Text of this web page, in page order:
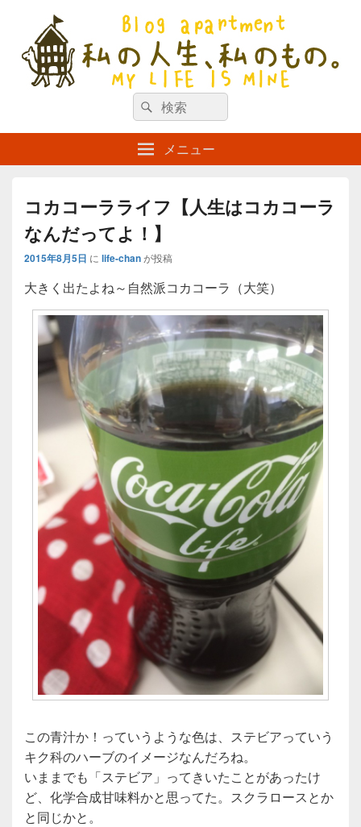
私の人生、私のもの。【新館】
検
索
対
象:
検
索
メニュー
コカコーラライフ【人生はコカコーラ
なんだってよ！】
2015年8月5日 に life-chanが投稿
大きく出たよね～自然派コカコーラ（大笑）
この青汁か！っていうような色は、ステビアっていう
キク科のハーブのイメージなんだろね。
いままでも「ステビア」ってきいたことがあったけ
ど、化学合成甘味料かと思ってた。スクラロースとか
と同じかと。